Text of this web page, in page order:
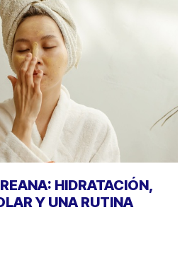
HIDRATACIÓN,
Y UNA RUTINA